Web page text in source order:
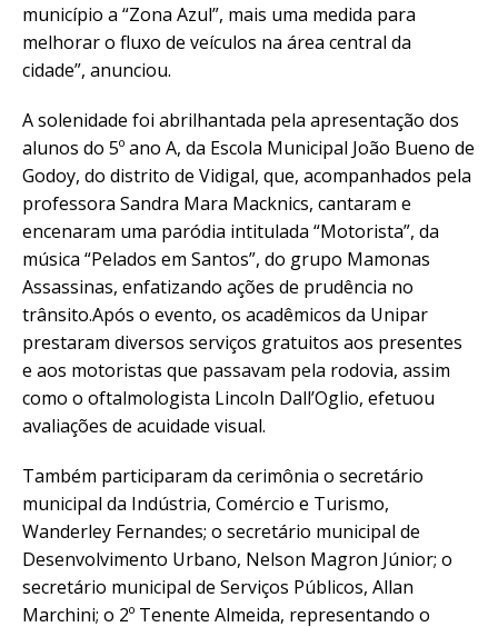
município a “Zona Azul”, mais uma medida para
melhorar o fluxo de veículos na área central da
cidade”, anunciou.
A solenidade foi abrilhantada pela apresentação dos
alunos do 5º ano A, da Escola Municipal João Bueno de
Godoy, do distrito de Vidigal, que, acompanhados pela
professora Sandra Mara Macknics, cantaram e
encenaram uma paródia intitulada “Motorista”, da
música “Pelados em Santos”, do grupo Mamonas
Assassinas, enfatizando ações de prudência no
trânsito.Após o evento, os acadêmicos da Unipar
prestaram diversos serviços gratuitos aos presentes
e aos motoristas que passavam pela rodovia, assim
como o oftalmologista Lincoln Dall’Oglio, efetuou
avaliações de acuidade visual.
Também participaram da cerimônia o secretário
municipal da Indústria, Comércio e Turismo,
Wanderley Fernandes; o secretário municipal de
Desenvolvimento Urbano, Nelson Magron Júnior; o
secretário municipal de Serviços Públicos, Allan
Marchini; o 2º Tenente Almeida, representando o